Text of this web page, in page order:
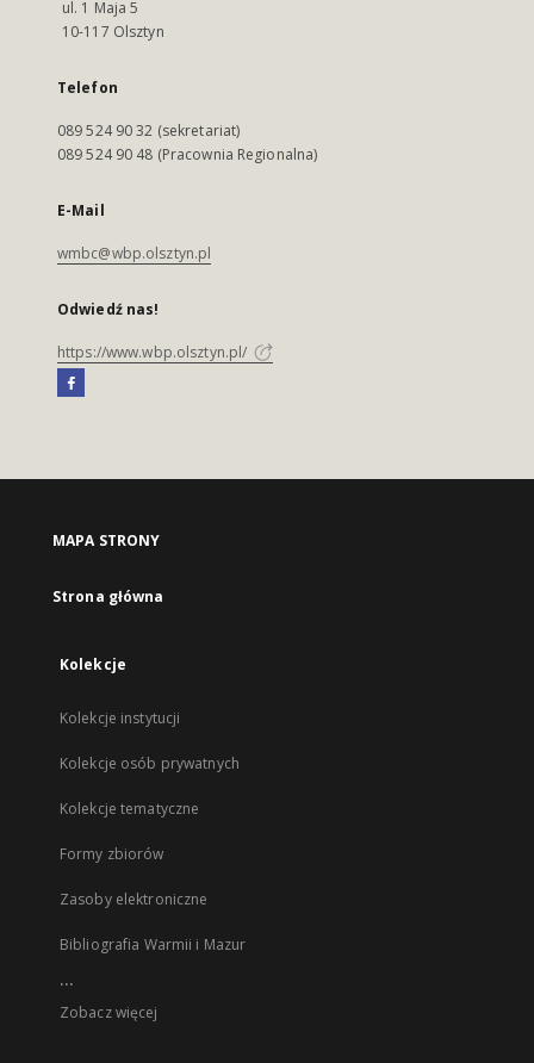
ul. 1 Maja 5
10-117 Olsztyn
Telefon
089 524 90 32 (sekretariat)
089 524 90 48 (Pracownia Regionalna)
E-Mail
wmbc@wbp.olsztyn.pl
Odwiedź nas!
https://www.wbp.olsztyn.pl/
MAPA STRONY
Strona główna
Kolekcje
Kolekcje instytucji
Kolekcje osób prywatnych
Kolekcje tematyczne
Formy zbiorów
Zasoby elektroniczne
Bibliografia Warmii i Mazur
...
Zobacz więcej